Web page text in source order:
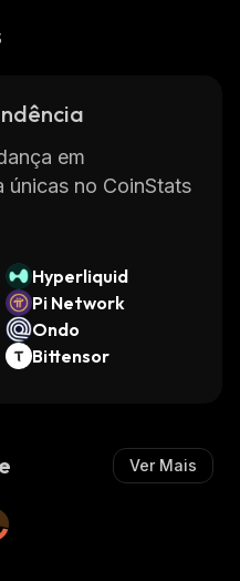
em
únicas no CoinStats
Hyperliquid
Pi Network
Ondo
Bittensor
Ver Mais